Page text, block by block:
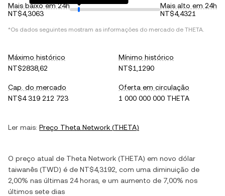
Mais baixo em 24h
NT$4,3063
Mais alto em 24h
NT$4,4321
*Os dados seguintes mostram as informações do mercado de THETA.
Máximo histórico
NT$2838,62
Mínimo histórico
NT$1,1290
Cap. do mercado
NT$4 319 212 723
Oferta em circulação
1 000 000 000 THETA
Ler mais: Preço Theta Network (THETA)
O preço atual de Theta Network (THETA) em novo dólar
taiwanês (TWD) é de NT$4,3192 , com uma diminuição de
2,00% nas últimas 24 horas, e um aumento de 7,00% nos
últimos sete dias